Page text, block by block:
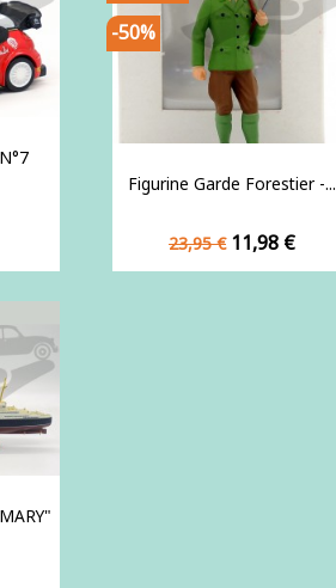
Figurine Garde Forestier -...
Prix
de
23,95 € Prix
11,98 €
-50%